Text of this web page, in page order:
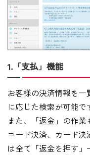
1.「支払」機能
お客様の決済情報を
に応じた検索が可能で
また、「返金」の作
コード決済、カード決
は全て「返金を押す